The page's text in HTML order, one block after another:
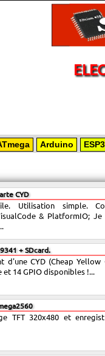
Arduino
CYD
Utilisation simple.
& PlatformIO; Je
+ SDcard.
CYD (Cheap Yellow
14 GPIO disponibles !...
TFT 320x480 et